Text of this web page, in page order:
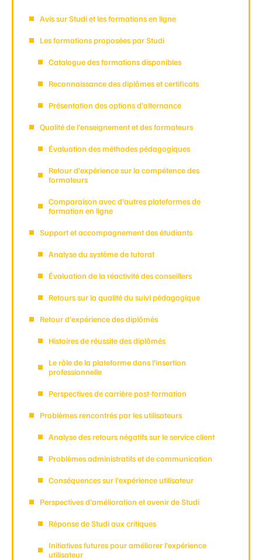
Avis sur Studi et les formations en ligne
Les formations proposées par Studi
Catalogue des formations disponibles
Reconnaissance des diplômes et certificats
Présentation des options d’alternance
Qualité de l’enseignement et des formateurs
Évaluation des méthodes pédagogiques
Retour d’expérience sur la compétence des
formateurs
Comparaison avec d’autres plateformes de
formation en ligne
Support et accompagnement des étudiants
Analyse du système de tutorat
Évaluation de la réactivité des conseillers
Retours sur la qualité du suivi pédagogique
Retour d’expérience des diplômés
Histoires de réussite des diplômés
Le rôle de la plateforme dans l’insertion
professionnelle
Perspectives de carrière post-formation
Problèmes rencontrés par les utilisateurs
Analyse des retours négatifs sur le service client
Problèmes administratifs et de communication
Conséquences sur l’expérience utilisateur
Perspectives d’amélioration et avenir de Studi
Réponse de Studi aux critiques
Initiatives futures pour améliorer l’expérience
utilisateur